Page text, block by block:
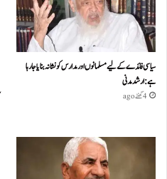
سیاسی فائدے کے لیے مسلمانوں اور مدارس کو نشانہ بنایا جا رہا
ہے: ارشد مدنی
4 گھنٹے ago